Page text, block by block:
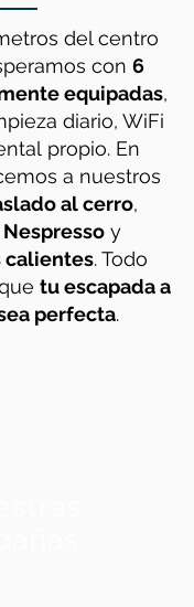
del centro
con 6
equipadas,
diario, WiFi
propio. En
a nuestros
al cerro,
y
calientes. Todo
tu escapada a
perfecta.